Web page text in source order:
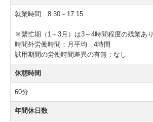
就業時間 8:30～17:15
※繫忙期（1～3月）は3～4時間程度の残業あり
時間外労働時間：月平均 4時間
試用期間の労働時間差異の有無：なし
休憩時間
60分
年間休日数